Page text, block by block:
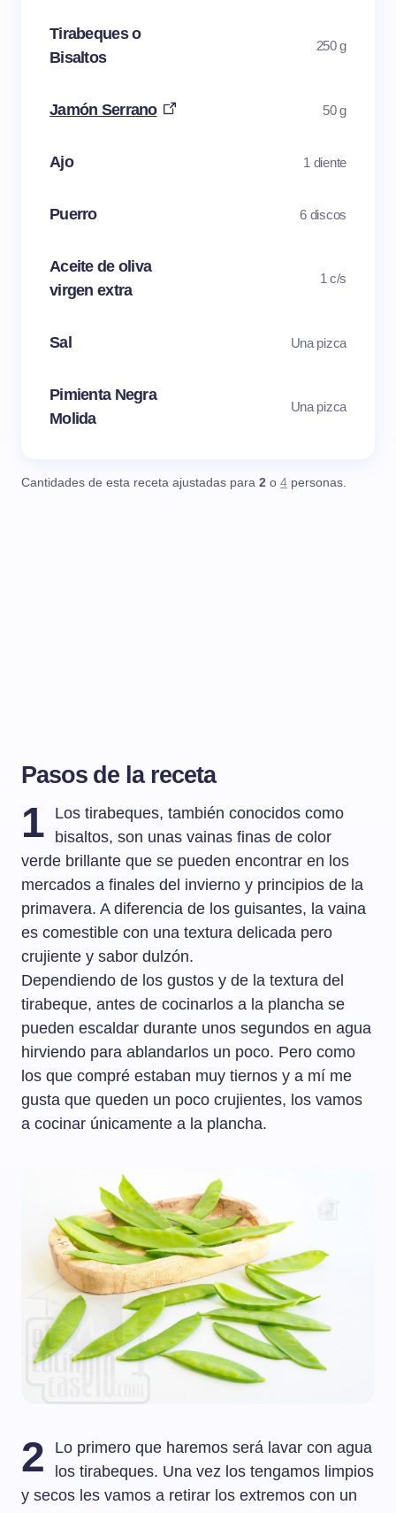
Tirabeques o
Bisaltos
250 g
Jamón Serrano 50 g
Ajo 1 diente
Puerro 6 discos
Aceite de oliva
virgen extra
1 c/s
Sal Una pizca
Pimienta Negra
Molida
Una pizca
Cantidades de esta receta ajustadas para 2 o 4 personas.
Pasos de la receta
1
Los tirabeques, también conocidos como
bisaltos, son unas vainas finas de color
verde brillante que se pueden encontrar en los
mercados a finales del invierno y principios de la
primavera. A diferencia de los guisantes, la vaina
es comestible con una textura delicada pero
crujiente y sabor dulzón.
Dependiendo de los gustos y de la textura del
tirabeque, antes de cocinarlos a la plancha se
pueden escaldar durante unos segundos en agua
hirviendo para ablandarlos un poco. Pero como
los que compré estaban muy tiernos y a mí me
gusta que queden un poco crujientes, los vamos
a cocinar únicamente a la plancha.
2
Lo primero que haremos será lavar con agua
los tirabeques. Una vez los tengamos limpios
y secos les vamos a retirar los extremos con un